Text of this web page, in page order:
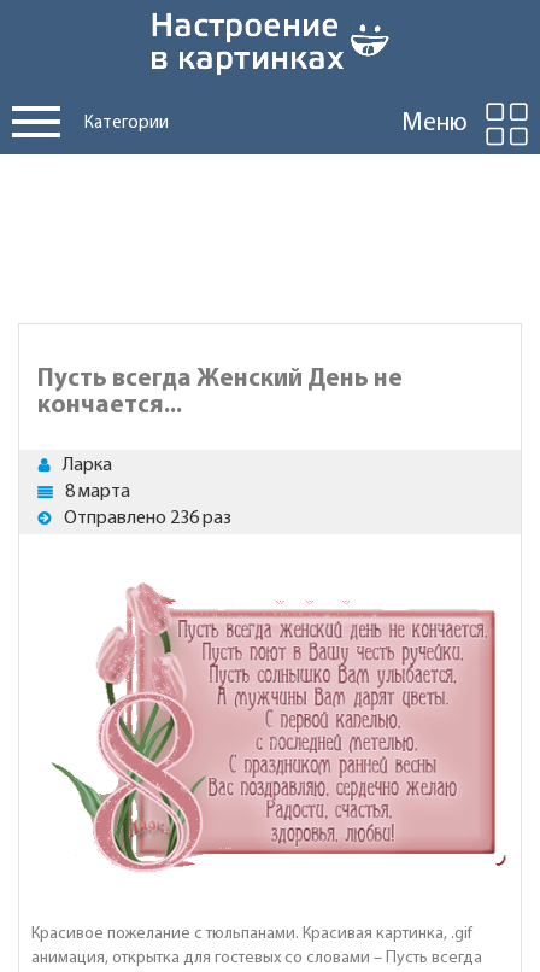
Категории Меню
Пусть всегда Женский День не
кончается...
Ларка
8 марта
Отправлено 236 раз
Красивое пожелание с тюльпанами. Красивая картинка, .gif
анимация, открытка для гостевых со словами – Пусть всегда